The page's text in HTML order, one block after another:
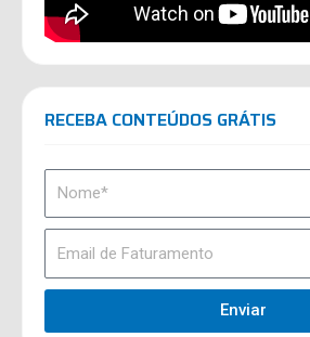
RECEBA CONTEÚDOS GRÁTIS
Enviar